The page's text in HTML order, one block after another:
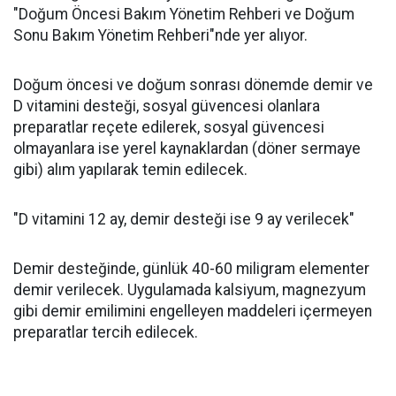
"Doğum Öncesi Bakım Yönetim Rehberi ve Doğum
Sonu Bakım Yönetim Rehberi"nde yer alıyor.
Doğum öncesi ve doğum sonrası dönemde demir ve
D vitamini desteği, sosyal güvencesi olanlara
preparatlar reçete edilerek, sosyal güvencesi
olmayanlara ise yerel kaynaklardan (döner sermaye
gibi) alım yapılarak temin edilecek.
"D vitamini 12 ay, demir desteği ise 9 ay verilecek"
Demir desteğinde, günlük 40-60 miligram elementer
demir verilecek. Uygulamada kalsiyum, magnezyum
gibi demir emilimini engelleyen maddeleri içermeyen
preparatlar tercih edilecek.